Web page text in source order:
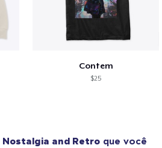
Contem
$25
Nostalgia and Retroque você